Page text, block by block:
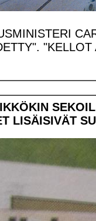
LISÄISIVÄT